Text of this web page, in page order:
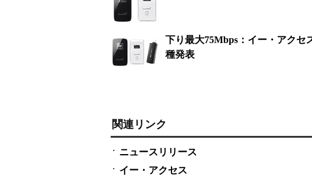
下り最大75Mbps：イー・アク
種発表
関連リンク
ニュースリリース
イー・アクセス